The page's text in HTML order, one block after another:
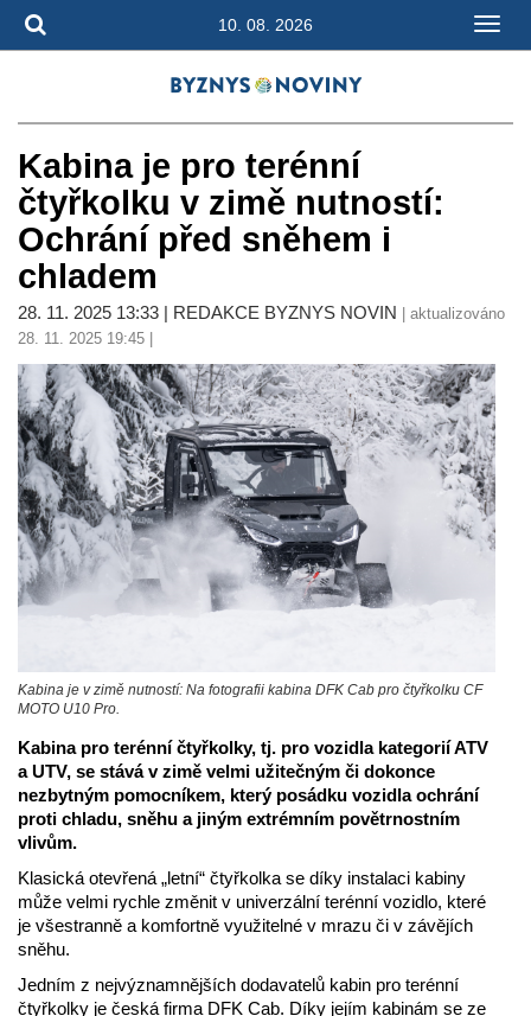
10. 08. 2026
Kabina je pro terénní
čtyřkolku v zimě nutností:
Ochrání před sněhem i
chladem
28. 11. 2025 13:33 | REDAKCE BYZNYS NOVIN | aktualizováno
28. 11. 2025 19:45 |
Kabina je v zimě nutností: Na fotografii kabina DFK Cab pro čtyřkolku CF
MOTO U10 Pro.
Kabina pro terénní čtyřkolky, tj. pro vozidla kategorií ATV
a UTV, se stává v zimě velmi užitečným či dokonce
nezbytným pomocníkem, který posádku vozidla ochrání
proti chladu, sněhu a jiným extrémním povětrnostním
vlivům.
Klasická otevřená „letní“ čtyřkolka se díky instalaci kabiny
může velmi rychle změnit v univerzální terénní vozidlo, které
je všestranně a komfortně využitelné v mrazu či v závějích
sněhu.
Jedním z nejvýznamnějších dodavatelů kabin pro terénní
čtyřkolky je česká firma DFK Cab. Díky jejím kabinám se ze